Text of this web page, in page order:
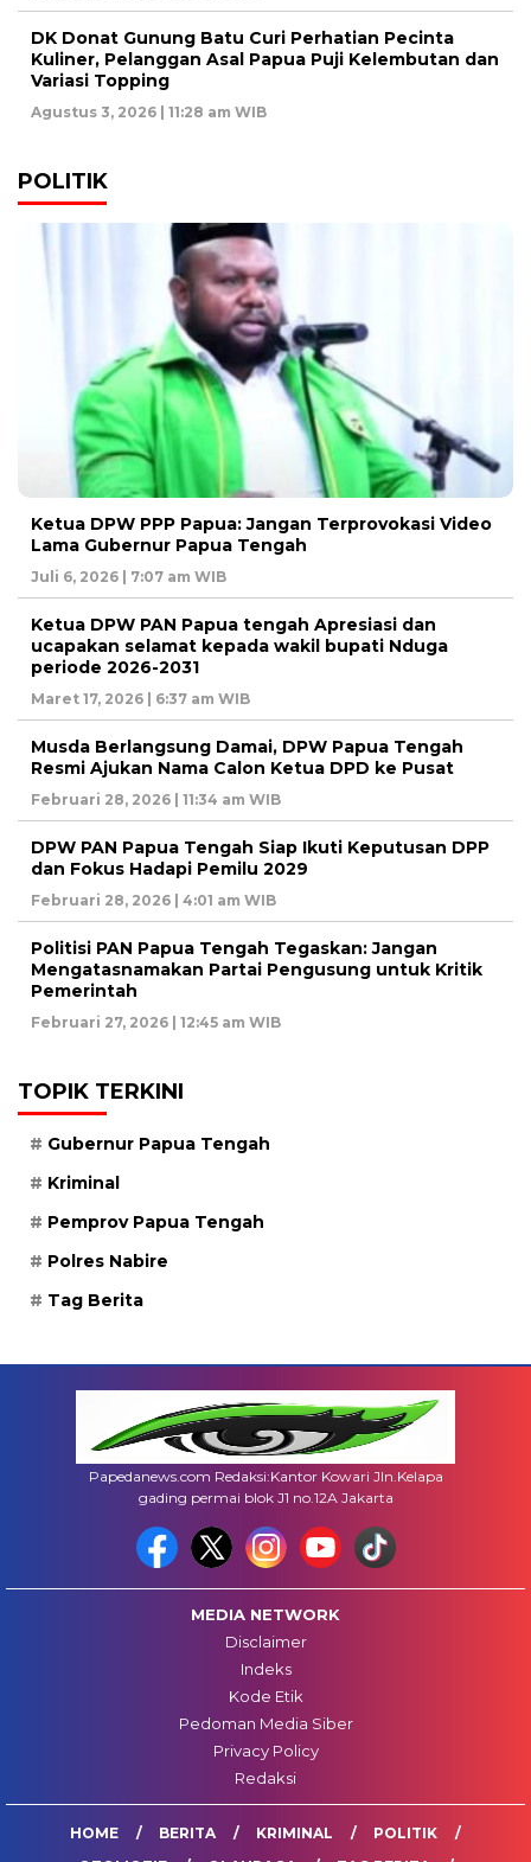
DK Donat Gunung Batu Curi Perhatian Pecinta
Kuliner, Pelanggan Asal Papua Puji Kelembutan dan
Variasi Topping
Agustus 3, 2026 | 11:28 am WIB
POLITIK
Ketua DPW PPP Papua: Jangan Terprovokasi Video
Lama Gubernur Papua Tengah
Juli 6, 2026 | 7:07 am WIB
Ketua DPW PAN Papua tengah Apresiasi dan
ucapakan selamat kepada wakil bupati Nduga
periode 2026-2031
Maret 17, 2026 | 6:37 am WIB
Musda Berlangsung Damai, DPW Papua Tengah
Resmi Ajukan Nama Calon Ketua DPD ke Pusat
Februari 28, 2026 | 11:34 am WIB
DPW PAN Papua Tengah Siap Ikuti Keputusan DPP
dan Fokus Hadapi Pemilu 2029
Februari 28, 2026 | 4:01 am WIB
Politisi PAN Papua Tengah Tegaskan: Jangan
Mengatasnamakan Partai Pengusung untuk Kritik
Pemerintah
Februari 27, 2026 | 12:45 am WIB
TOPIK TERKINI
Gubernur Papua Tengah
Kriminal
Pemprov Papua Tengah
Polres Nabire
Tag Berita
Papedanews.com Redaksi:Kantor Kowari Jln.Kelapa
gading permai blok J1 no.12A Jakarta
MEDIA NETWORK
Disclaimer
Indeks
Kode Etik
Pedoman Media Siber
Privacy Policy
Redaksi
HOME BERITA KRIMINAL
POLITIK